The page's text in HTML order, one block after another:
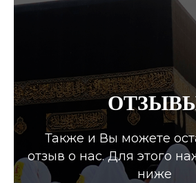
Также и Вы можете
отзыв о нас. Для этого
ниже